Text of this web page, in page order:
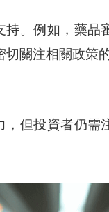
。例如，藥
關注相關政策的
但投資者仍